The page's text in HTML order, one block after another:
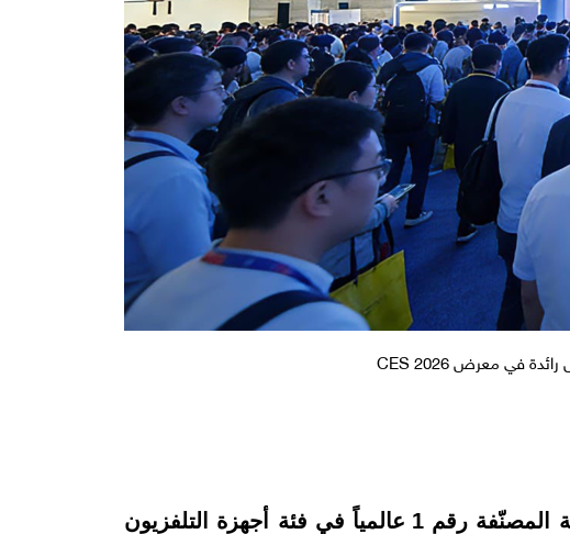
كشفت شركة TCL، الرائدة عالميًا في مجال الإلكترونيات الاستهلاكية والعلامة التجارية المصنّفة رقم 1 عالمياً في فئة أجهزة التلفزيون